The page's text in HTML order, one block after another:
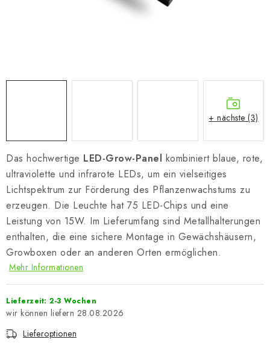
Das hochwertige LED-Grow-Panel kombiniert blaue, rote,
ultraviolette und infrarote LEDs, um ein vielseitiges
Lichtspektrum zur Förderung des Pflanzenwachstums zu
erzeugen. Die Leuchte hat 75 LED-Chips und eine
Leistung von 15W. Im Lieferumfang sind Metallhalterungen
enthalten, die eine sichere Montage in Gewächshäusern,
Growboxen oder an anderen Orten ermöglichen.
Mehr Informationen
Lieferzeit: 2-3 Wochen
28.08.2026
Lieferoptionen
+ nächste (3)